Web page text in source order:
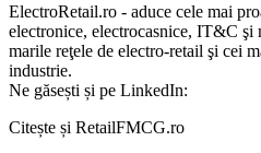
ElectroRetail.ro - aduce cele mai
electronice, electrocasnice, IT&C şi
marile reţele de electro-retail şi cei
industrie.
Ne găsești și pe LinkedIn:
Citește și RetailFMCG.ro